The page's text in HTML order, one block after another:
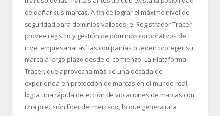
de dañar sus marcas. A fin de lograr el máximo nivel de
seguridad para dominios valiosos, el Registrador Tracer
provee registro y gestión de dominios corporativos de
nivel empresarial así las compañías pueden proteger su
marca a largo plazo desde el comienzo. La Plataforma
Tracer, que aprovecha más de una década de
experiencia en protección de marcas en el mundo real,
logra una rápida detección de violaciones de marcas con
una precisión líder del mercado, lo que genera una